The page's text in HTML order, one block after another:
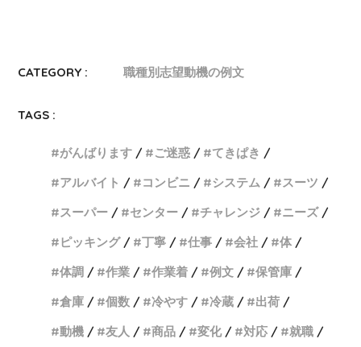
CATEGORY : 職種別志望動機の例文
TAGS :
がんばります ご迷惑
てきぱき
アルバイト
コンビニ システム
スーツ
スーパー
センター チャレンジ
ニーズ
ピッキング
丁寧 仕事 会社
体
体調
作業 作業着 例文
保管庫
倉庫
個数 冷やす 冷蔵
出荷
動機
友人 商品 変化 対応
就職